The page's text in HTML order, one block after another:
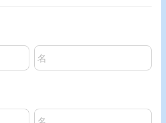
名前の名
名前の名